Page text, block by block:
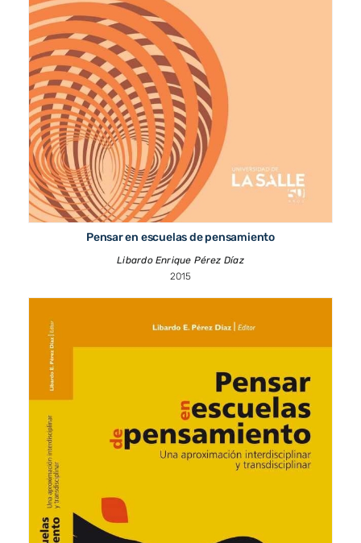
Pensar en escuelas de pensamiento
Libardo Enrique Pérez Díaz
2015